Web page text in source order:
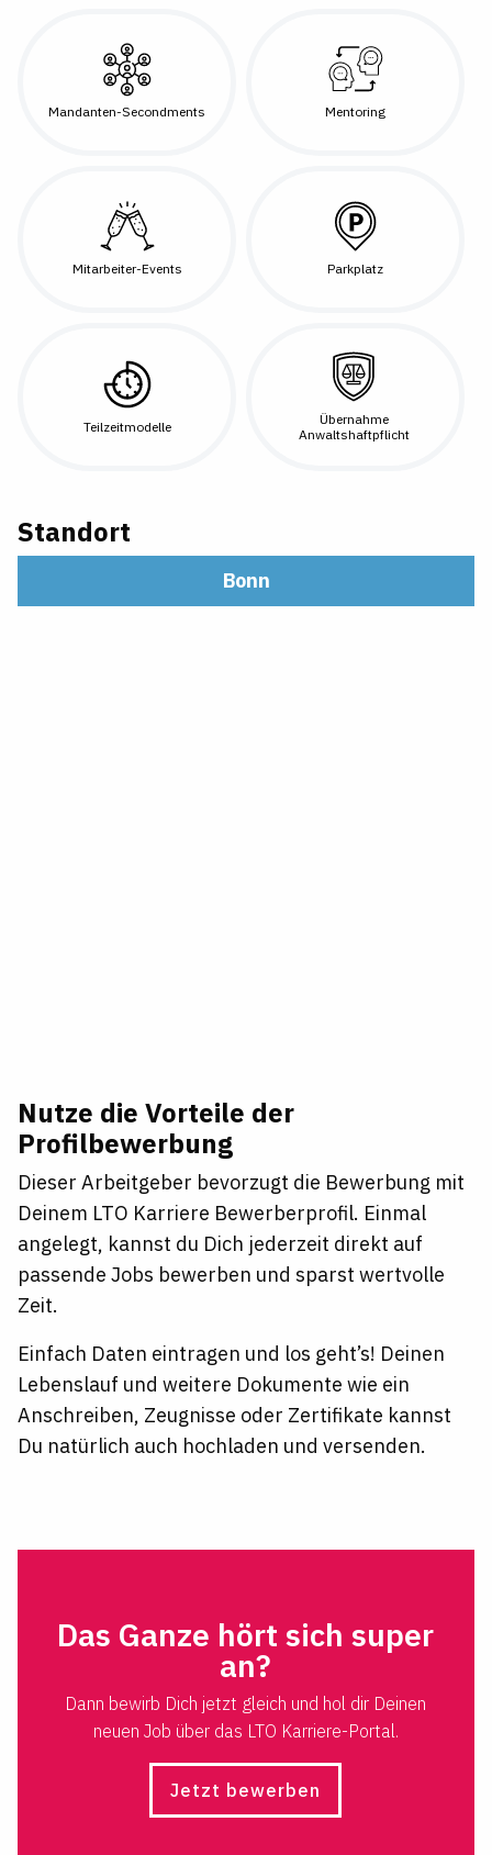
Mandanten-Secondments Mentoring
Mitarbeiter-Events Parkplatz
Teilzeitmodelle
Übernahme
Anwaltshaftpflicht
Standort
Bonn
Nutze die Vorteile der
Profilbewerbung
Dieser Arbeitgeber bevorzugt die Bewerbung mit
Deinem LTO Karriere Bewerberprofil. Einmal
angelegt, kannst du Dich jederzeit direkt auf
passende Jobs bewerben und sparst wertvolle
Zeit.
Einfach Daten eintragen und los geht’s! Deinen
Lebenslauf und weitere Dokumente wie ein
Anschreiben, Zeugnisse oder Zertifikate kannst
Du natürlich auch hochladen und versenden.
Das Ganze hört sich super
an?
Dann bewirb Dich jetzt gleich und hol dir Deinen
neuen Job über das LTO Karriere-Portal.
Jetzt bewerben